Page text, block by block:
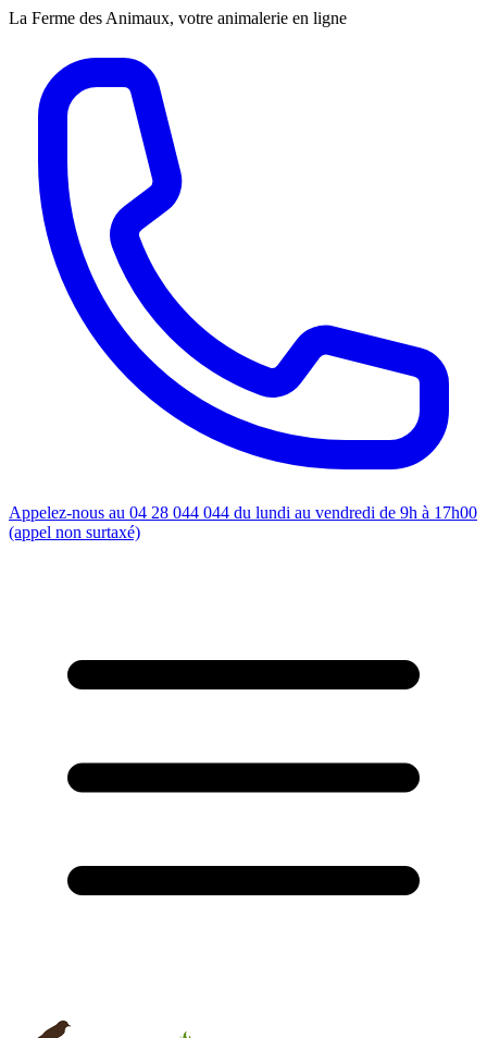
La Ferme des Animaux, votre animalerie en ligne
Appelez-nous au 04 28 044 044 du lundi au vendredi de 9h à 17h00
(appel non surtaxé)